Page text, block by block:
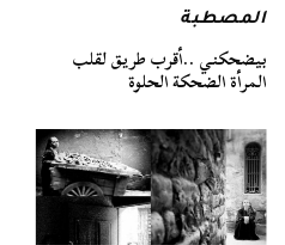
المصطبة
بيضحكني ..أقرب طريق لقلب
المرأة الضحكة الحلوة